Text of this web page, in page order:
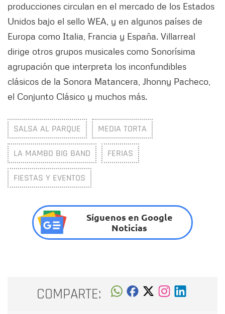
producciones circulan en el mercado de los Estados
Unidos bajo el sello WEA, y en algunos países de
Europa como Italia, Francia y España. Villarreal
dirige otros grupos musicales como Sonorísima
agrupación que interpreta los inconfundibles
clásicos de la Sonora Matancera, Jhonny Pacheco,
el Conjunto Clásico y muchos más.
SALSA AL PARQUE MEDIA TORTA
LA MAMBO BIG BAND FERIAS
FIESTAS Y EVENTOS
Síguenos en Google
Noticias
COMPARTE: